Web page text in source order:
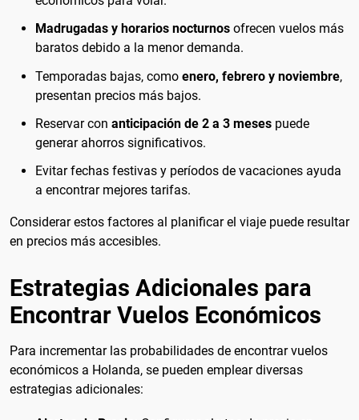
Madrugadas y horarios nocturnos ofrecen vuelos más
baratos debido a la menor demanda.
Temporadas bajas, como enero, febrero y noviembre,
presentan precios más bajos.
Reservar con anticipación de 2 a 3 meses puede
generar ahorros significativos.
Evitar fechas festivas y períodos de vacaciones ayuda
a encontrar mejores tarifas.
Considerar estos factores al planificar el viaje puede resultar
en precios más accesibles.
Estrategias Adicionales para
Encontrar Vuelos Económicos
Para incrementar las probabilidades de encontrar vuelos
económicos a Holanda, se pueden emplear diversas
estrategias adicionales: